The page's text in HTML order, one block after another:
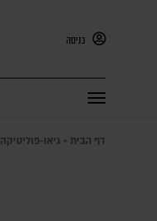
כניסה
דף הבית » גיאו-פוליטיקה